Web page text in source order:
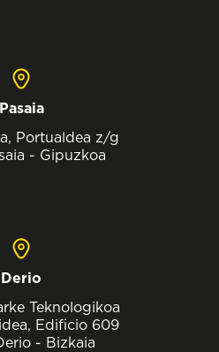
Pasaia
Portualdea z/g
- Gipuzkoa
Derio
Teknologikoa
Edificio 609
- Bizkaia